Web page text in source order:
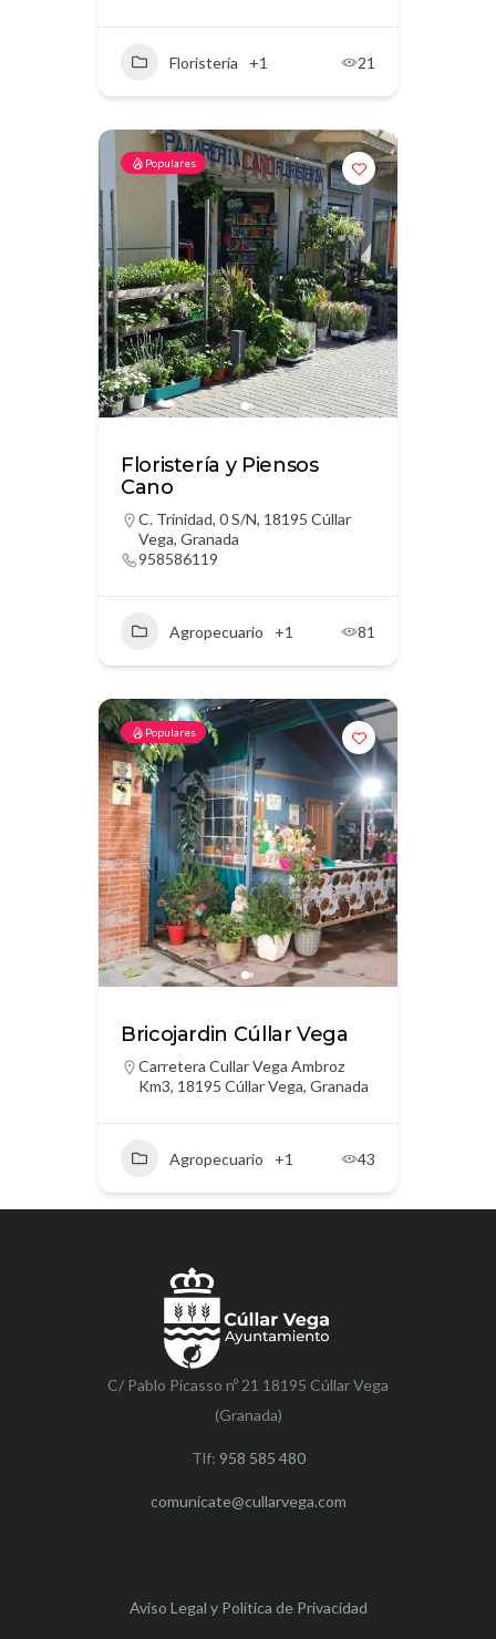
Floristería +1 21
Populares
Floristería y Piensos
Cano
C. Trinidad, 0 S/N, 18195 Cúllar
Vega, Granada
958586119
Agropecuario +1 81
Populares
Bricojardin Cúllar Vega
Carretera Cullar Vega Ambroz
Km3, 18195 Cúllar Vega, Granada
Agropecuario +1 43
C/ Pablo Picasso nº 21 18195 Cúllar Vega
(Granada)
Tlf: 958 585 480
comunicate@cullarvega.com
Aviso Legal y Política de Privacidad